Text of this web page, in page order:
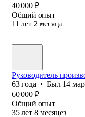
40 000 ₽
Общий опыт
11 лет 2 месяца
Руководитель
63 года • Был 14
60 000 ₽
Общий опыт
35 лет 8 месяцев